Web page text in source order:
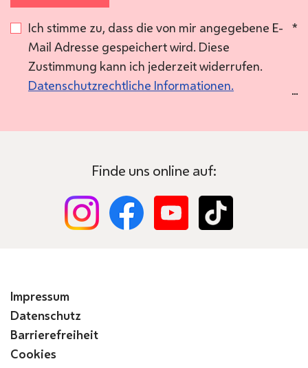
Ich stimme zu, dass die von mir angegebene E-
Mail Adresse gespeichert wird. Diese
Zustimmung kann ich jederzeit widerrufen.
Datenschutzrechtliche Informationen.
*
Finde uns online auf:
Impressum
Datenschutz
Barrierefreiheit
Cookies